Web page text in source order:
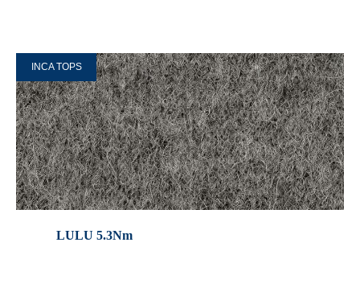
INCA TOPS
LULU 5.3Nm